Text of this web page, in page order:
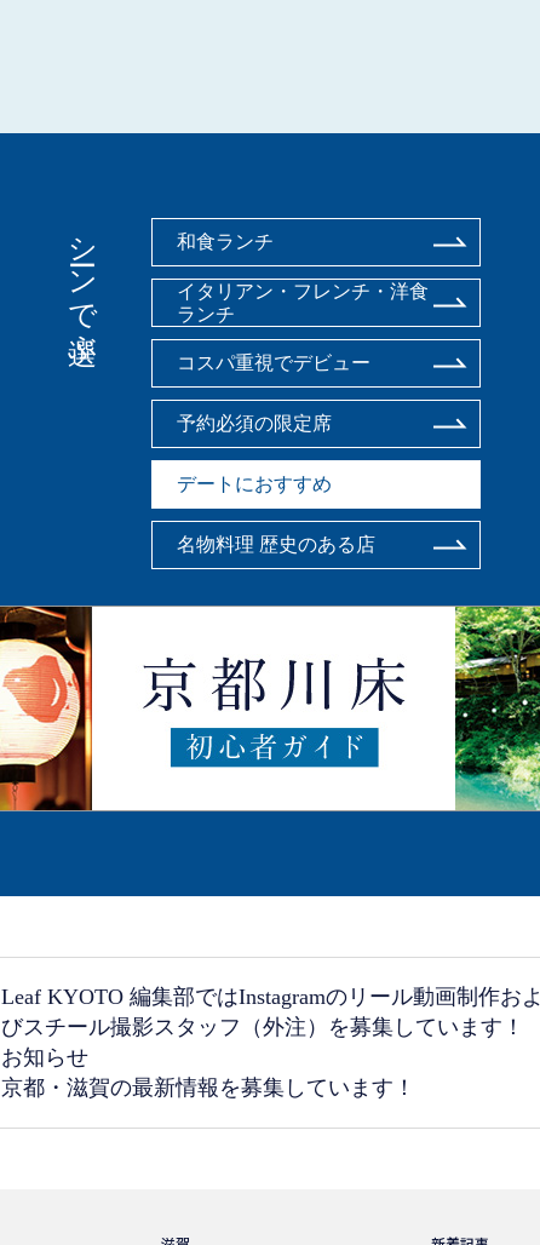
シーンで選ぶ 和食ランチ
イタリアン・フレンチ・洋食
ランチ
コスパ重視でデビュー
予約必須の限定席
デートにおすすめ
名物料理 歴史のある店
Leaf KYOTO 編集部ではInstagramのリール動画制作およ
びスチール撮影スタッフ（外注）を募集しています！
お知らせ
京都・滋賀の最新情報を募集しています！